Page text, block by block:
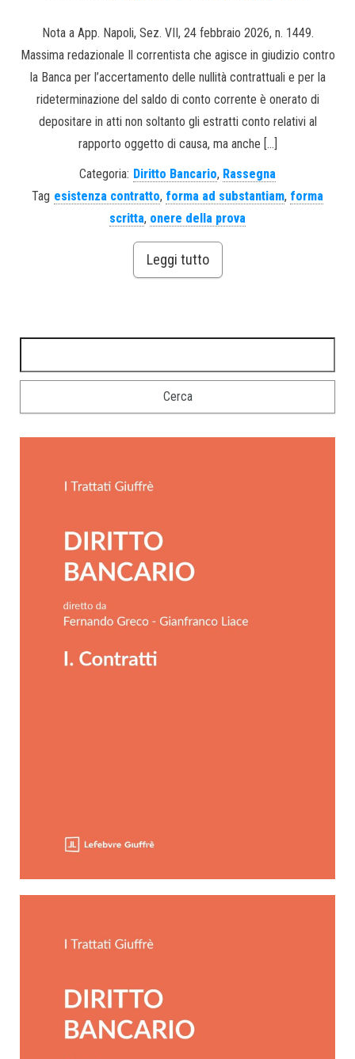
Nota a App. Napoli, Sez. VII, 24 febbraio 2026, n. 1449.
Massima redazionale Il correntista che agisce in giudizio contro
la Banca per l’accertamento delle nullità contrattuali e per la
rideterminazione del saldo di conto corrente è onerato di
depositare in atti non soltanto gli estratti conto relativi al
rapporto oggetto di causa, ma anche […]
Categoria: Diritto Bancario, Rassegna
Tag esistenza contratto, forma ad substantiam, forma
scritta, onere della prova
Leggi tutto